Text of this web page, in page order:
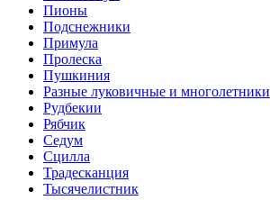
Пионы
Подснежники
Примула
Пролеска
Пушкиния
Разные луковичные и многолетники
Рудбекии
Рябчик
Седум
Сцилла
Традесканция
Тысячелистник